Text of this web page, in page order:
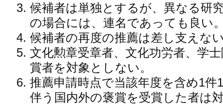
候補者は単独とするが、異なる研
の場合には、連名であっても良い
候補者の再度の推薦は差し支えな
文化勲章受章者、文化功労者、学
賞者を対象としない。
推薦申請時点で当該年度を含め1件
伴う国内外の褒賞を受賞した者は